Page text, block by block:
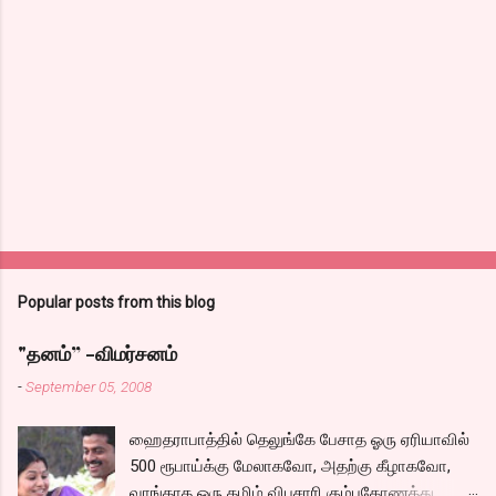
Popular posts from this blog
"தனம்” -விமர்சனம்
-September 05, 2008
ஹைதராபாத்தில் தெலுங்கே பேசாத ஓரு ஏரியாவில்
500 ரூபாய்க்கு மேலாகவோ, அதற்கு கீழாகவோ,